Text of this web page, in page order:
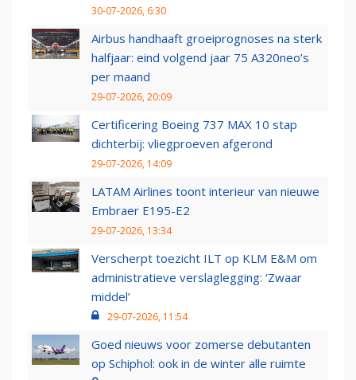
30-07-2026, 6:30
Airbus handhaaft groeiprognoses na sterk
halfjaar: eind volgend jaar 75 A320neo’s
per maand
29-07-2026, 20:09
Certificering Boeing 737 MAX 10 stap
dichterbij: vliegproeven afgerond
29-07-2026, 14:09
LATAM Airlines toont interieur van nieuwe
Embraer E195-E2
29-07-2026, 13:34
Verscherpt toezicht ILT op KLM E&M om
administratieve verslaglegging: ‘Zwaar
middel’
29-07-2026, 11:54
Goed nieuws voor zomerse debutanten
op Schiphol: ook in de winter alle ruimte